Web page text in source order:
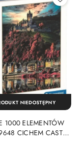
1000 ELEMENTÓW
CICHEM CASTLE
NIEDOSTĘPNY